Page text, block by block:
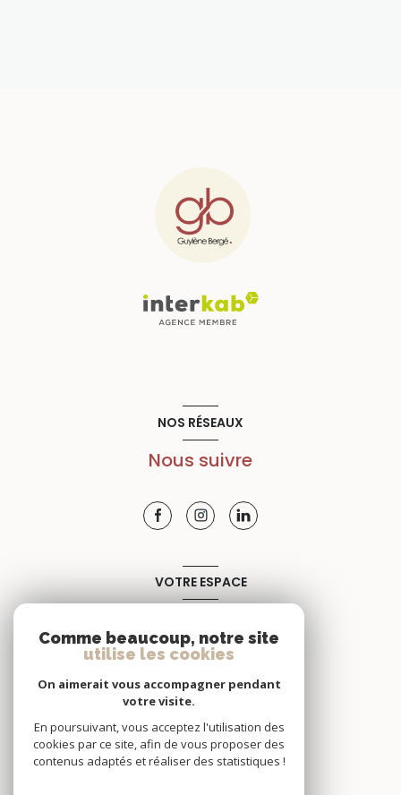
NOS RÉSEAUX
Nous suivre
VOTRE ESPACE
SE CONNECTER
Comme beaucoup, notre site
utilise les cookies
On aimerait vous accompagner pendant
votre visite.
En poursuivant, vous acceptez l'utilisation des
cookies par ce site, afin de vous proposer des
contenus adaptés et réaliser des statistiques !